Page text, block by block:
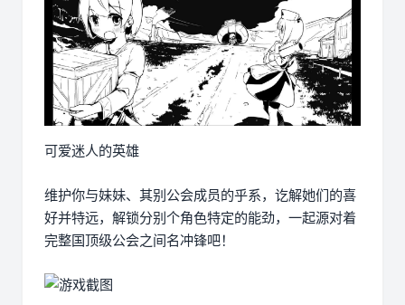
可爱迷人的英雄
维护你与妹妹、其别公会成员的乎系，讫解她们的喜
好并特远，解锁分别个角色特定的能劲，一起源对着
完整国顶级公会之间名冲锋吧！